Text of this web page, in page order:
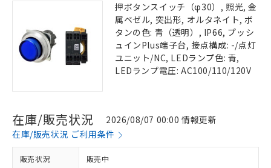
押ボタンスイッチ（φ30）, 照光, 金
属ベゼル, 突出形, オルタネイト, ボ
タンの色: 青（透明）, IP66, プッシ
ュインPlus端子台, 接点構成: -/点灯
ユニット/NC, LEDランプ色: 青,
LEDランプ電圧: AC100/110/120V
在庫/販売状況
2026/08/07 00:00 情報更新
在庫/販売状況 ご利用条件
販売状況 販売中